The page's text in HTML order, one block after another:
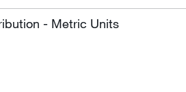
- Metric Units